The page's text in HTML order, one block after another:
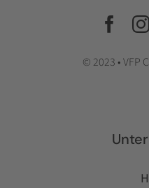
© 2023 • VFP